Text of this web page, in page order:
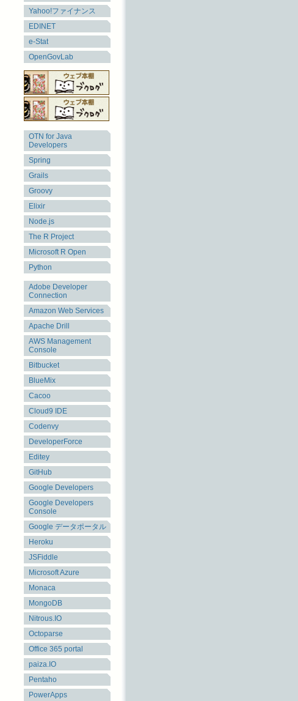
Yahoo!ファイナンス
EDINET
e-Stat
OpenGovLab
OTN for Java
Developers
Spring
Grails
Groovy
Elixir
Node.js
The R Project
Microsoft R Open
Python
Adobe Developer
Connection
Amazon Web Services
Apache Drill
AWS Management
Console
Bitbucket
BlueMix
Cacoo
Cloud9 IDE
Codenvy
DeveloperForce
Editey
GitHub
Google Developers
Google Developers
Console
Google データポータル
Heroku
JSFiddle
Microsoft Azure
Monaca
MongoDB
Nitrous.IO
Octoparse
Office 365 portal
paiza.IO
Pentaho
PowerApps